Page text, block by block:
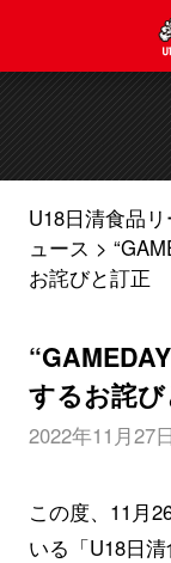
U18日清食品
ュース
お詫びと訂正
するお詫
2022年11月27日
この度、11月
いる「U18日